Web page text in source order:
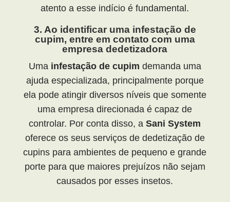
atento a esse indício é fundamental.
3. Ao identificar uma infestação de
cupim, entre em contato com uma
empresa dedetizadora
Uma infestação de cupim demanda uma
ajuda especializada, principalmente porque
ela pode atingir diversos níveis que somente
uma empresa direcionada é capaz de
controlar. Por conta disso, aSani System
oferece os seus serviços de dedetização de
cupins para ambientes de pequeno e grande
porte para que maiores prejuízos não sejam
causados por esses insetos.